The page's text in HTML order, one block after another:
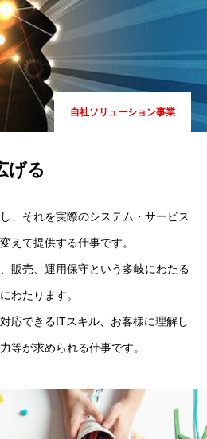
自社ソリューション事業
げる
、それを実際のシステム・サービス
えて提供する仕事です。
販売、運用保守という多岐にわたる
わたります。
応できるITスキル、お客様に理解し
等が求められる仕事です。